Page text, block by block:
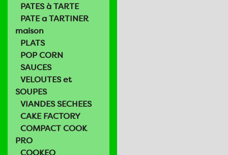
PATES à TARTE
PATE a TARTINER
maison
PLATS
POP CORN
SAUCES
VELOUTES et
SOUPES
VIANDES SECHEES
CAKE FACTORY
COMPACT COOK
PRO
COOKEO